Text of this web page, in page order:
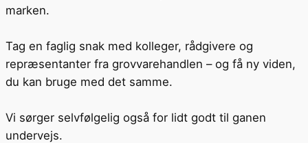
marken.
Tag en faglig snak med kolleger, rådgivere og
repræsentanter fra grovvarehandlen – og få ny viden,
du kan bruge med det samme.
Vi sørger selvfølgelig også for lidt godt til ganen
undervejs.